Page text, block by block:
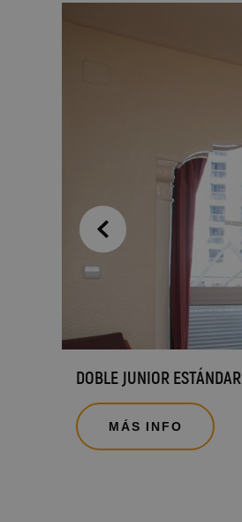
DOBLE JUNIOR ESTÁNDAR
MÁS INFO